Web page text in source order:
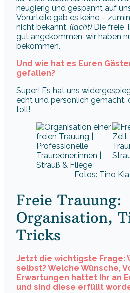
neugierig und gespannt auf
Vorurteile gab es keine –
nicht bekannt. (lacht) Die freie
gut angekommen, wir haben
bekommen.
Und wie hat es Euren
gefallen?
Super! Es hat uns
echt und persönlich gemacht,
toll!
Fotos: Tino
Freie Trauung:
Organisation,
Tricks
Jetzt die wichtigste Frage:
selbst? Welche Wünsche,
Erwartungen hattet Ihr an
und sind diese erfüllt